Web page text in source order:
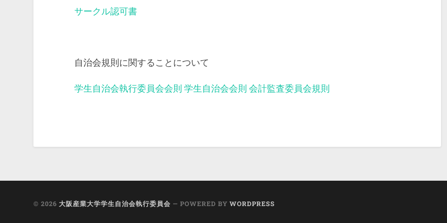
サークル認可書
自治会規則に関することについて
学生自治会執行委員会会則 学生自治会会則 会計監査委員会規則
© 2026 大阪産業大学学生自治会執行委員会 — POWERED BYWORDPRESS